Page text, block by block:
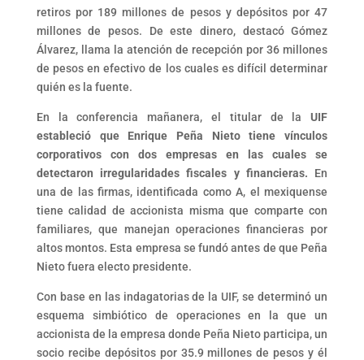
retiros por 189 millones de pesos y depósitos por 47
millones de pesos. De este dinero, destacó Gómez
Álvarez, llama la atención de recepción por 36 millones
de pesos en efectivo de los cuales es difícil determinar
quién es la fuente.
En la conferencia mañanera, el titular de laUIF
estableció que Enrique Peña Nieto tiene vínculos
corporativos con dos empresas en las cuales se
detectaron irregularidades fiscales y financieras. En
una de las firmas, identificada como A, el mexiquense
tiene calidad de accionista misma que comparte con
familiares, que manejan operaciones financieras por
altos montos. Esta empresa se fundó antes de que Peña
Nieto fuera electo presidente.
Con base en las indagatorias de la UIF, se determinó un
esquema simbiótico de operaciones en la que un
accionista de la empresa donde Peña Nieto participa, un
socio recibe depósitos por 35.9 millones de pesos y él